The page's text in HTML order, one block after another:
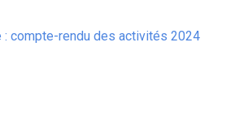
: compte-rendu des activités 2024